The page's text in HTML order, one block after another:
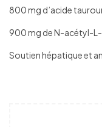
800 mg d’acide
900 mg de N-acétyl-
Soutien hépatique et